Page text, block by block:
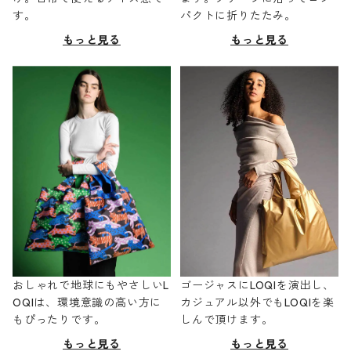
す。
もっと見る
パクトに折りたたみ。
もっと見る
おしゃれで地球にもやさしいL
OQIは、環境意識の高い方に
もぴったりです。
もっと見る
ゴージャスにLOQIを演出し、
カジュアル以外でもLOQIを楽
しんで頂けます。
もっと見る